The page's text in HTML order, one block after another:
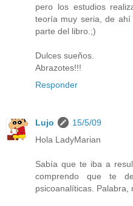
pero los estudios
teoría muy seria, de
parte del libro.;)
Dulces sueños.
Abrazotes!!!
Responder
Lujo
15/5/09
Hola LadyMarian
Sabía que te iba a
comprendo que te
psicoanalíticas. Palabra,